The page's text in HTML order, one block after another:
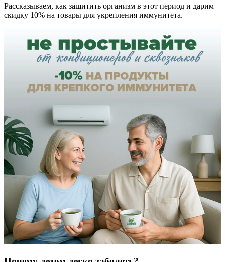
Рассказываем, как защитить организм в этот период и дарим
скидку 10% на товары для укрепления иммунитета.